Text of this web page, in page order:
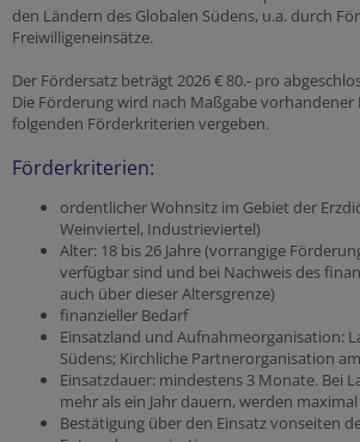
den Ländern des Globalen Südens, u.a. durch
Freiwilligeneinsätze.
Der Fördersatz beträgt 2026 € 80.- pro
Die Förderung wird nach Maßgabe
folgenden Förderkriterien vergeben.
Förderkriterien:
ordentlicher Wohnsitz im Gebiet der
Weinviertel, Industrieviertel)
Alter: 18 bis 26 Jahre (vorrangige
verfügbar sind und bei Nachweis des
auch über dieser Altersgrenze)
finanzieller Bedarf
Einsatzland und Aufnahmeorganisation:
Südens; Kirchliche Partnerorganisation
Einsatzdauer: mindestens 3 Monate. Bei
mehr als ein Jahr dauern, werden
Bestätigung über den Einsatz vonseiten